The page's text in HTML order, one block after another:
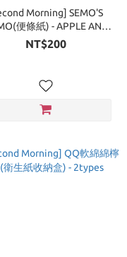
Morning] SEMO'S
便條紙) - APPLE AND
LAPTOP
NT$200